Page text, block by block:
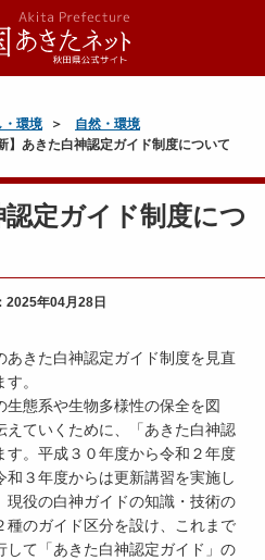
・環境
自然・環境
】あきた白神認定ガイド制度について
認定ガイド制度につ
2025年04月28日
きた白神認定ガイド制度を見直
。
態系や生物多様性の保全を図
えていくために、「あきた白神認
す。平成３０年度から令和２年度
３年度からは更新講習を実施し
現役の白神ガイドの知識・技術の
のガイド区分を設け、これまで
て「あきた白神認定ガイド」の